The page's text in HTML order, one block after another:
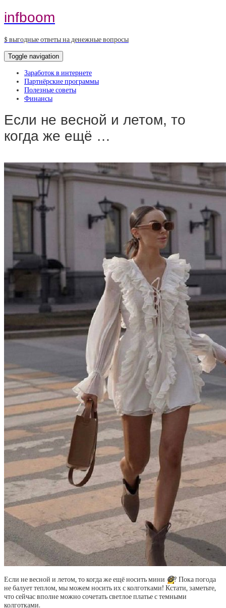
infboom
$ выгодные ответы на денежные вопросы
Toggle navigation
Заработок в интернете
Партнёрские программы
Полезные советы
Финансы
Если не весной и летом, то
когда же ещё …
Если не весной и летом, то когда же ещё носить мини 😄? Пока погода
не балует теплом, мы можем носить их с колготками! Кстати, заметьте,
что сейчас вполне можно сочетать светлое платье с темными
колготками.